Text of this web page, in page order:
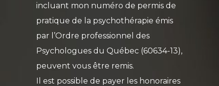
incluant mon numéro de permis de
pratique de la psychothérapie émis
par l’Ordre professionnel des
Psychologues du Québec (60634-13),
peuvent vous être remis.
Il est possible de payer les honoraires